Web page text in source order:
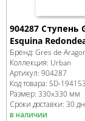
904287 Ступень
Esquina
Бренд: Gres de
Коллекция: Urban
Артикул: 904287
Код товара: SD-194153
Размер: 330x330 мм
Сроки доставки: 30
в наличии